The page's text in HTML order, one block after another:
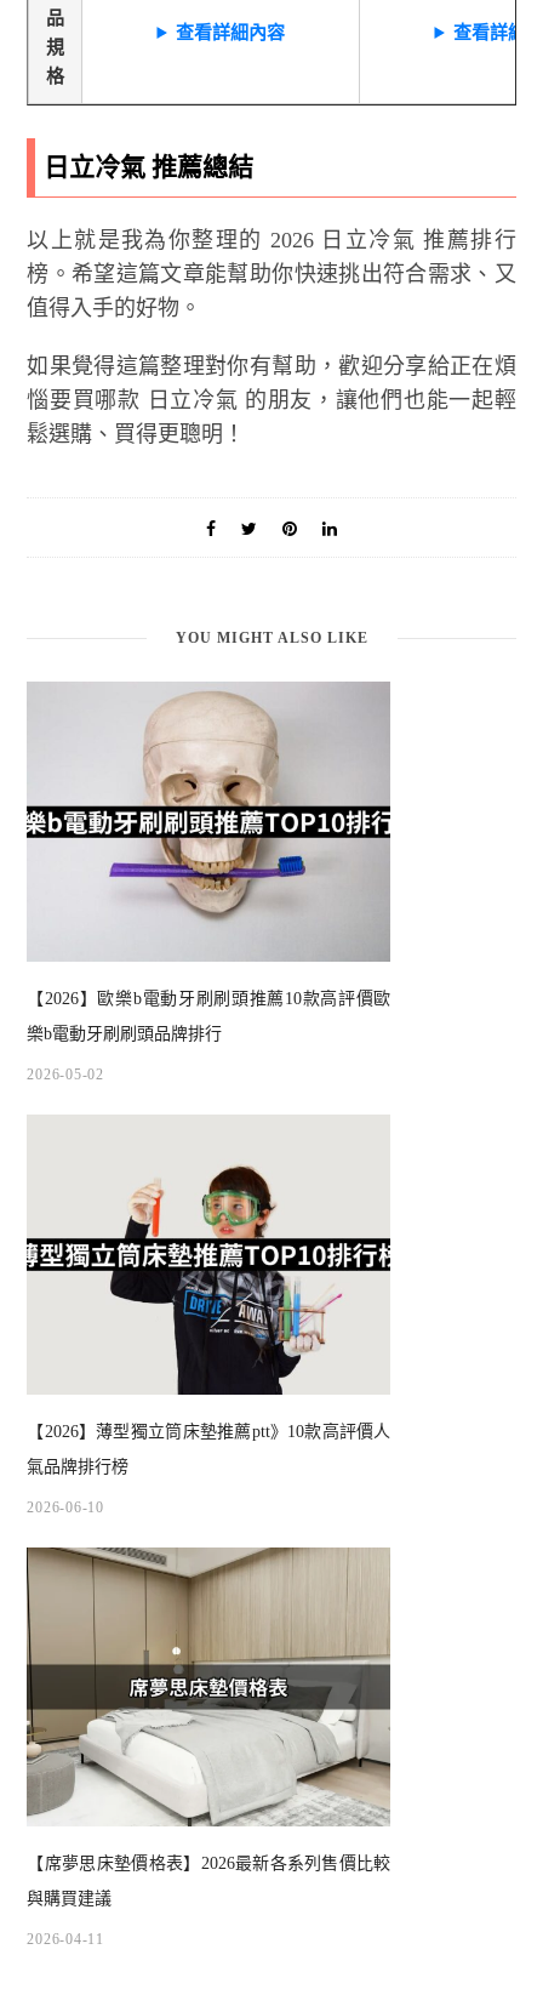
品
規
格
查看詳細內容 查看詳細
日立冷氣 推薦總結
以上就是我為你整理的 2026 日立冷氣 推薦排行
榜。希望這篇文章能幫助你快速挑出符合需求、又
值得入手的好物。
如果覺得這篇整理對你有幫助，歡迎分享給正在煩
惱要買哪款 日立冷氣 的朋友，讓他們也能一起輕
鬆選購、買得更聰明！
YOU MIGHT ALSO LIKE
【2026】歐樂b電動牙刷刷頭推薦10款高評價歐
樂b電動牙刷刷頭品牌排行
2026-05-02
【2026】薄型獨立筒床墊推薦ptt》10款高評價人
氣品牌排行榜
2026-06-10
【席夢思床墊價格表】2026最新各系列售價比較
與購買建議
2026-04-11